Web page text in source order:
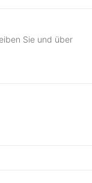
Sie und über